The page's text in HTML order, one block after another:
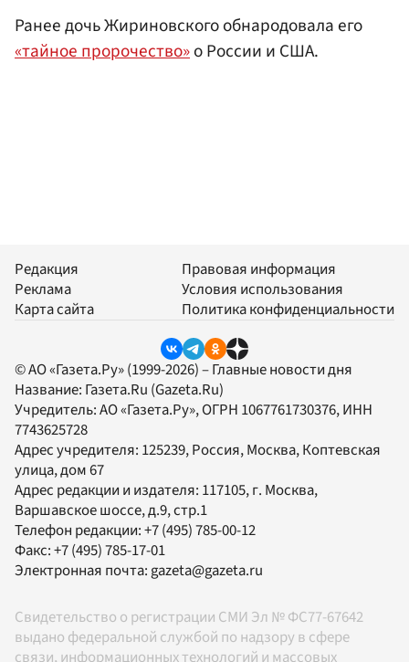
Ранее дочь Жириновского обнародовала его
«тайное пророчество»о России и США.
Редакция
Реклама
Карта сайта
Правовая информация
Условия использования
Политика конфиденциальности
© АО «Газета.Ру» (1999-2026) – Главные новости дня
Название: Газета.Ru (Gazeta.Ru)
Учредитель:АО «Газета.Ру», ОГРН 1067761730376, ИНН
7743625728
Адрес учредителя: 125239, Россия, Москва, Коптевская
улица, дом 67
Адрес редакции и издателя: 117105, г. Москва,
Варшавское шоссе, д.9, стр.1
Телефон редакции:+7 (495) 785-00-12
Факс:+7 (495) 785-17-01
Электронная почта:gazeta@gazeta.ru
Свидетельство о регистрации СМИ Эл № ФС77-67642
выдано федеральной службой по надзору в сфере
связи, информационных технологий и массовых